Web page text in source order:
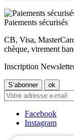
Paiements sécurisés
CB, Visa,
chèque, virement
Inscription
Facebook
Instagram